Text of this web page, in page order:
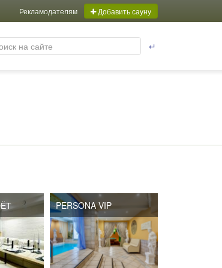
Добавить сауну
Рекламодателям
↵
PERSONA VIP